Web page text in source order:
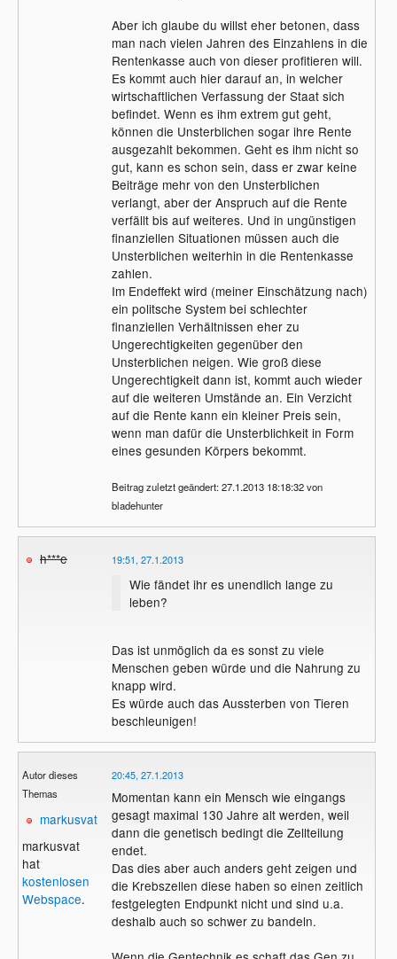
Aber ich glaube du willst eher betonen, dass
man nach vielen Jahren des Einzahlens in die
Rentenkasse auch von dieser profitieren will.
Es kommt auch hier darauf an, in welcher
wirtschaftlichen Verfassung der Staat sich
befindet. Wenn es ihm extrem gut geht,
können die Unsterblichen sogar ihre Rente
ausgezahlt bekommen. Geht es ihm nicht so
gut, kann es schon sein, dass er zwar keine
Beiträge mehr von den Unsterblichen
verlangt, aber der Anspruch auf die Rente
verfällt bis auf weiteres. Und in ungünstigen
finanziellen Situationen müssen auch die
Unsterblichen weiterhin in die Rentenkasse
zahlen.
Im Endeffekt wird (meiner Einschätzung nach)
ein politsche System bei schlechter
finanziellen Verhältnissen eher zu
Ungerechtigkeiten gegenüber den
Unsterblichen neigen. Wie groß diese
Ungerechtigkeit dann ist, kommt auch wieder
auf die weiteren Umstände an. Ein Verzicht
auf die Rente kann ein kleiner Preis sein,
wenn man dafür die Unsterblichkeit in Form
eines gesunden Körpers bekommt.
Beitrag zuletzt geändert: 27.1.2013 18:18:32 von
bladehunter
h***e 19:51, 27.1.2013
Wie fändet ihr es unendlich lange zu
leben?
Das ist unmöglich da es sonst zu viele
Menschen geben würde und die Nahrung zu
knapp wird.
Es würde auch das Aussterben von Tieren
beschleunigen!
Autor dieses
Themas
markusvat
markusvat
hat
kostenlosen
Webspace.
20:45, 27.1.2013
Momentan kann ein Mensch wie eingangs
gesagt maximal 130 Jahre alt werden, weil
dann die genetisch bedingt die Zellteilung
endet.
Das dies aber auch anders geht zeigen und
die Krebszellen diese haben so einen zeitlich
festgelegten Endpunkt nicht und sind u.a.
deshalb auch so schwer zu bandeln.